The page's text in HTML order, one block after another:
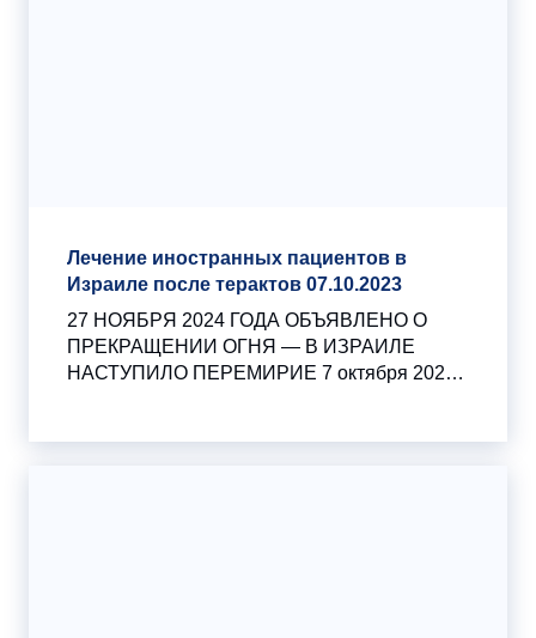
Лечение иностранных пациентов в
Израиле после терактов 07.10.2023
27 НОЯБРЯ 2024 ГОДА ОБЪЯВЛЕНО О
ПРЕКРАЩЕНИИ ОГНЯ — В ИЗРАИЛЕ
НАСТУПИЛО ПЕРЕМИРИЕ 7 октября 2023